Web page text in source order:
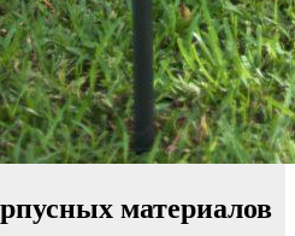
материалов